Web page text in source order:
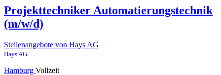
Projekttechniker Automatierungstechnik
(m/w/d)
Stellenangebote von Hays AG
Hays AG
Hamburg Vollzeit